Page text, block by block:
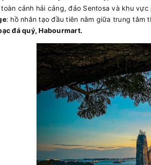
cảnh hải cảng, đảo Sentosa và khu
: hồ nhân tạo đầu tiên nằm giữa trung tâm
đá quý, Habourmart.